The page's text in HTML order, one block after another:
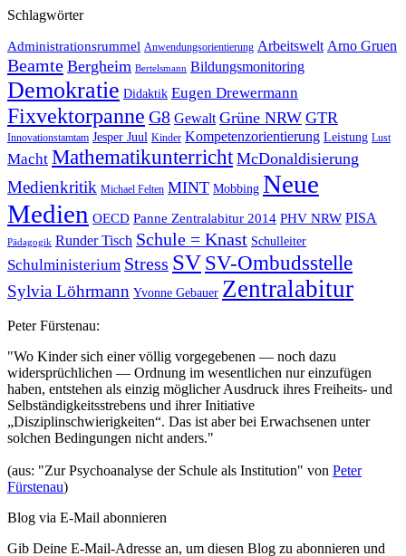
Schlagwörter
Administrationsrummel Anwendungsorientierung Arbeitswelt Arno Gruen
Beamte Bergheim Bertelsmann Bildungsmonitoring
Demokratie Didaktik Eugen Drewermann
Fixvektorpanne G8 Gewalt Grüne NRW GTR
Innovationstamtam Jesper Juul Kinder Kompetenzorientierung Leistung Lust
Macht Mathematikunterricht McDonaldisierung
Medienkritik Michael Felten MINT Mobbing Neue
Medien OECD Panne Zentralabitur 2014 PHV NRW PISA
Pädagogik Runder Tisch Schule = Knast Schulleiter
Schulministerium Stress SV SV-Ombudsstelle
Sylvia Löhrmann Yvonne Gebauer Zentralabitur
Peter Fürstenau:
"Wo Kinder sich einer völlig vorgegebenen — noch dazu
widersprüchlichen — Ordnung im wesentlichen nur einzufügen
haben, entstehen als einzig möglicher Ausdruck ihres Freiheits- und
Selbständigkeitsstrebens und ihrer Initiative
„Disziplinschwierigkeiten“. Das ist aber bei Erwachsenen unter
solchen Bedingungen nicht anders."
(aus: "Zur Psychoanalyse der Schule als Institution" von Peter
Fürstenau)
Blog via E-Mail abonnieren
Gib Deine E-Mail-Adresse an, um diesen Blog zu abonnieren und